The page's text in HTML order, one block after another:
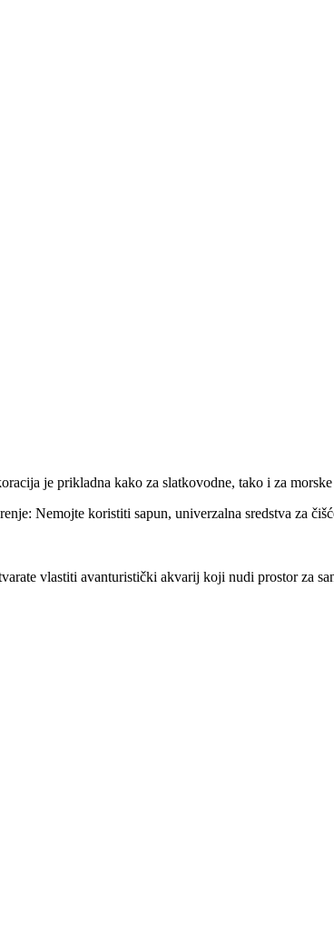
je prikladna kako za slatkovodne, tako i za
Nemojte koristiti sapun, univerzalna sredstva za
vlastiti avanturistički akvarij koji nudi prostor za